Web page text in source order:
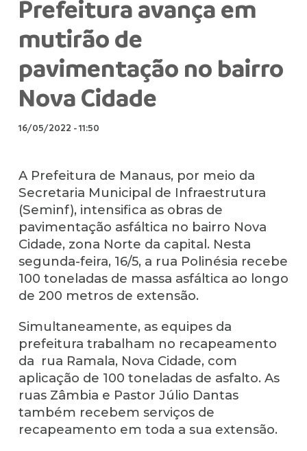
Prefeitura avança em
mutirão de
pavimentação no bairro
Nova Cidade
16/05/2022 -11:50
A Prefeitura de Manaus, por meio da
Secretaria Municipal de Infraestrutura
(Seminf), intensifica as obras de
pavimentação asfáltica no bairro Nova
Cidade, zona Norte da capital. Nesta
segunda-feira, 16/5, a rua Polinésia recebe
100 toneladas de massa asfáltica ao longo
de 200 metros de extensão.
Simultaneamente, as equipes da
prefeitura trabalham no recapeamento
da rua Ramala, Nova Cidade, com
aplicação de 100 toneladas de asfalto. As
ruas Zâmbia e Pastor Júlio Dantas
também recebem serviços de
recapeamento em toda a sua extensão.